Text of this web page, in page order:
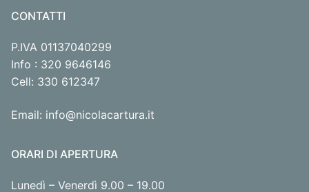
CONTATTI
P.IVA 01137040299
Info : 320 9646146
Cell: 330 612347
Email: info@nicolacartura.it
ORARI DI APERTURA
Lunedì – Venerdì 9.00 – 19.00